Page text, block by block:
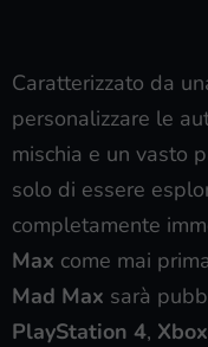
Caratterizzato da
personalizzare le
mischia e un vasto
solo di essere
completamente
Max come mai
Mad Max sarà
PlayStation 4,